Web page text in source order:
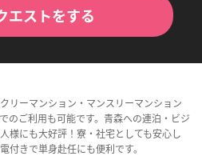
エストをする
リーマンション・マンスリーマンション
のご利用も可能です。青森への連泊・ビジ
様にも大好評！寮・社宅としても安心し
付きで単身赴任にも便利です。